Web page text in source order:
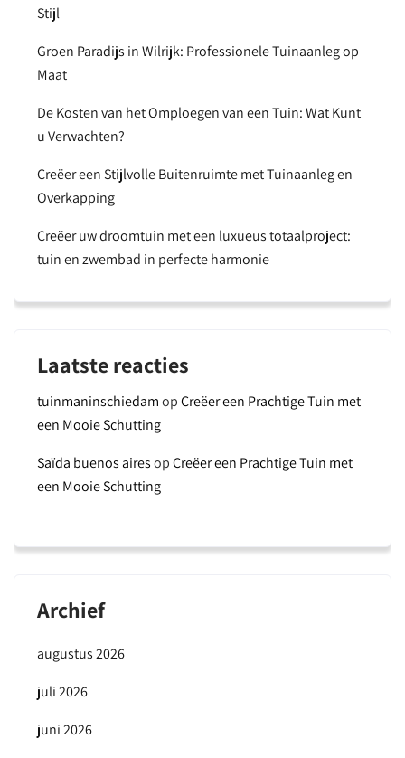
Stijl
Groen Paradijs in Wilrijk: Professionele Tuinaanleg op
Maat
De Kosten van het Omploegen van een Tuin: Wat Kunt
u Verwachten?
Creëer een Stijlvolle Buitenruimte met Tuinaanleg en
Overkapping
Creëer uw droomtuin met een luxueus totaalproject:
tuin en zwembad in perfecte harmonie
Laatste reacties
tuinmaninschiedamopCreëer een Prachtige Tuin met
een Mooie Schutting
Saïda buenos airesopCreëer een Prachtige Tuin met
een Mooie Schutting
Archief
augustus 2026
juli 2026
juni 2026